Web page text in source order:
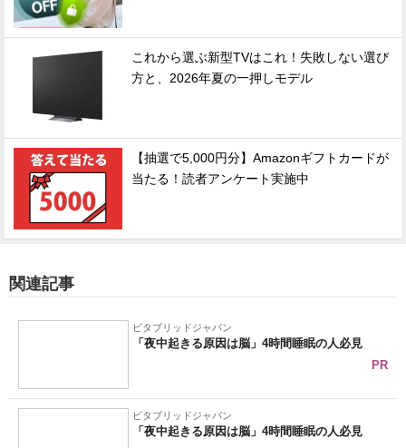
これから選ぶ新型TVはこれ！失敗しない選び
方と、2026年夏の一押しモデル
【抽選で5,000円分】Amazonギフトカードが
当たる！読者アンケート実施中
関連記事
ビタブリッドジャパン
「夜中起きる原因は脳」4時間睡眠の人必見
PR
ビタブリッドジャパン
「夜中起きる原因は脳」4時間睡眠の人必見